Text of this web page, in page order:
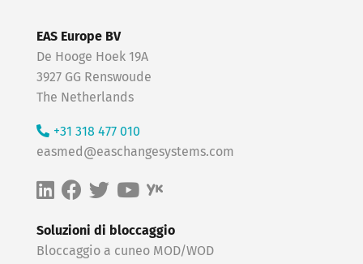
Soluzioni di bloccaggio
Bloccaggio a cuneo MOD/WOD
EAS Europe BV
De Hooge Hoek 19A
3927 GG Renswoude
The Netherlands
+31 318 477 010
easmed@easchangesystems.com